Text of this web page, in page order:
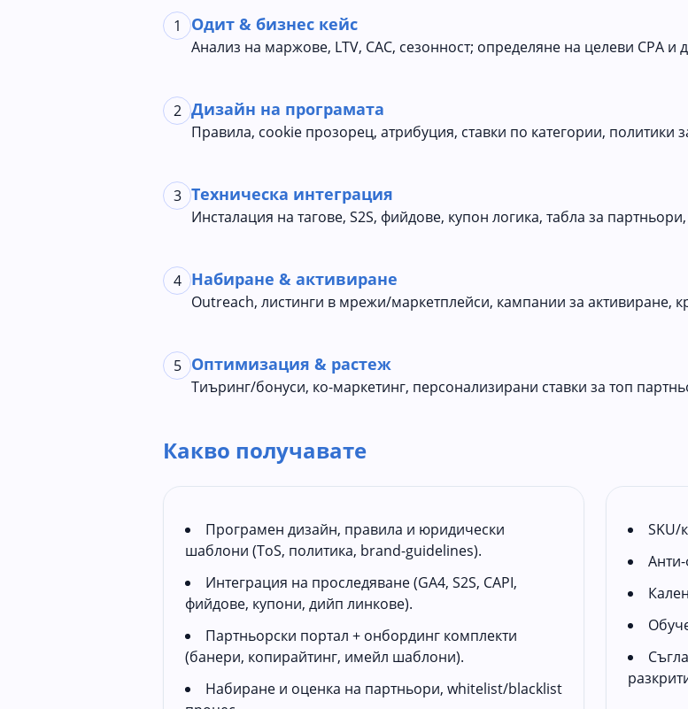
1 Одит & бизнес кейс
Анализ на маржове, LTV, CAC, сезонност; определяне на целеви CPA
2 Дизайн на програмата
Правила, cookie прозорец, атрибуция, ставки по категории, политики
3 Техническа интеграция
Инсталация на тагове, S2S, фийдове, купон логика, табла за
4 Набиране & активиране
Outreach, листинги в мрежи/маркетплейси, кампании за активиране,
5 Оптимизация & растеж
Тиъринг/бонуси, ко-маркетинг, персонализирани ставки за топ
Какво получавате
Програмен дизайн, правила и юридически
шаблони (ToS, политика, brand-guidelines).
Интеграция на проследяване (GA4, S2S, CAPI,
фийдове, купони, дийп линкове).
Партньорски портал + онбординг комплекти
(банери, копирайтинг, имейл шаблони).
Набиране и оценка на партньори, whitelist/blacklist
SKU/